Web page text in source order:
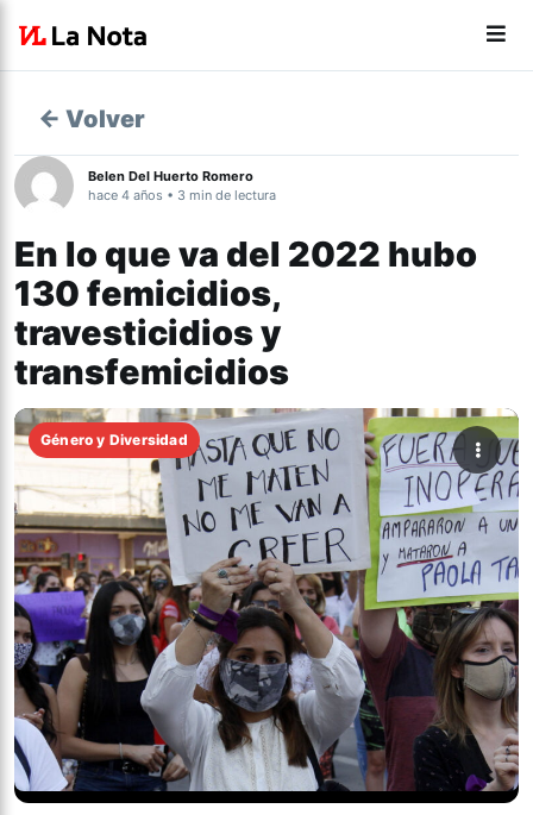
← Volver
Belen Del Huerto Romero
hace 4 años • 3 min de lectura
En lo que va del 2022 hubo
130 femicidios,
travesticidios y
transfemicidios
Género y Diversidad